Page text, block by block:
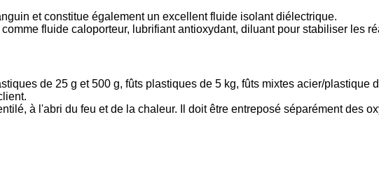
et constitue également un excellent fluide isolant diélectrique.
fluide caloporteur, lubrifiant antioxydant, diluant pour stabiliser les
de 25 g et 500 g, fûts plastiques de 5 kg, fûts mixtes acier/plastique
à l'abri du feu et de la chaleur. Il doit être entreposé séparément des